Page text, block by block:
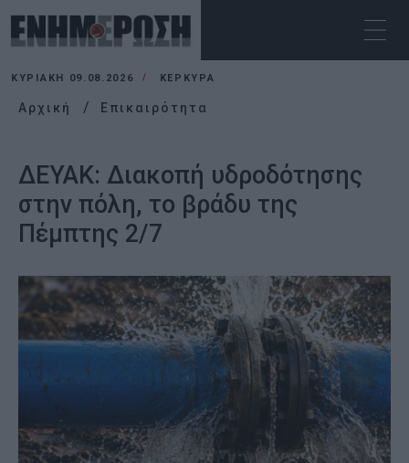
ΚΥΡΙΑΚΉ 09.08.2026 ΚΕΡΚΥΡΑ
Αρχική Επικαιρότητα
ΔΕΥΑΚ: Διακοπή υδροδότησης
στην πόλη, το βράδυ της
Πέμπτης 2/7